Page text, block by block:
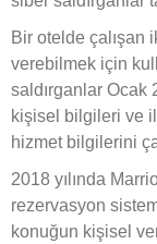
Bir otelde çalışan
verebilmek için
saldırganlar Ocak
kişisel bilgileri ve
hizmet bilgilerini
2018 yılında
rezervasyon
konuğun kişisel